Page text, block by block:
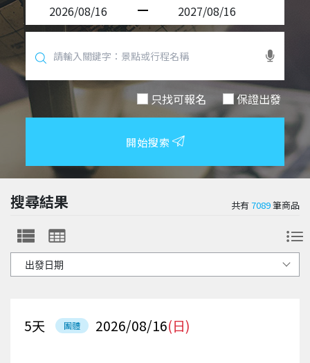
只找可報名 保證出發
開始搜索
搜尋結果 共有7089筆商品
團體 2026/08/16(日)
5天